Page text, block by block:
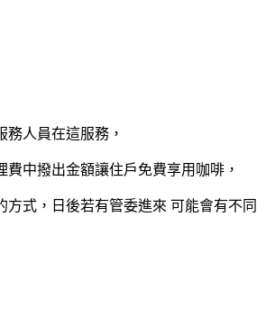
務人員在這服務，
費中撥出金額讓住戶免費享用咖啡，
方式，日後若有管委進來 可能會有不同